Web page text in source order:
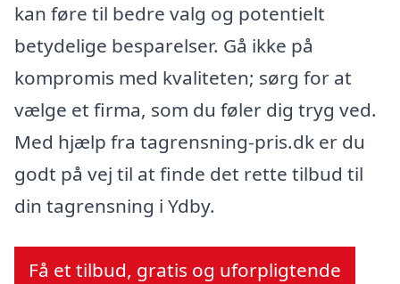
kan føre til bedre valg og potentielt
betydelige besparelser. Gå ikke på
kompromis med kvaliteten; sørg for at
vælge et firma, som du føler dig tryg ved.
Med hjælp fra tagrensning-pris.dk er du
godt på vej til at finde det rette tilbud til
din tagrensning i Ydby.
Få et tilbud, gratis og uforpligtende